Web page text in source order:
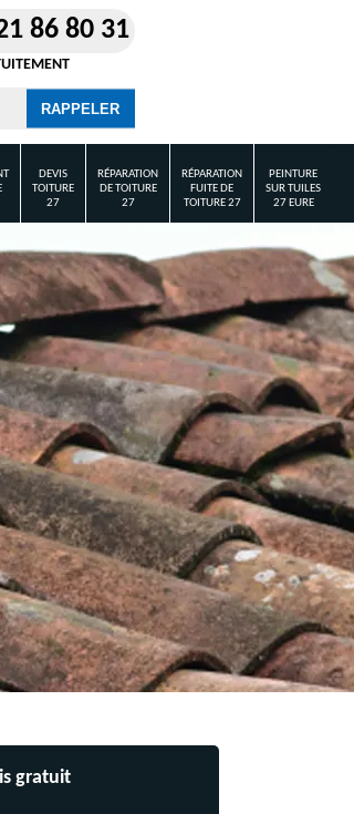
86 80 31
DEVIS
TOITURE
27
RÉPARATION
DE TOITURE
27
RÉPARATION
FUITE DE
TOITURE 27
PEINTURE
SUR TUILES
27 EURE
gratuit